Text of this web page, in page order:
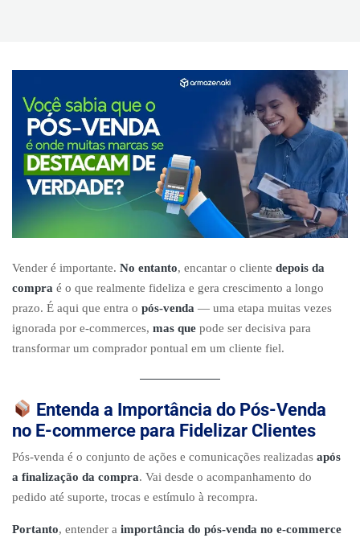
Vender é importante. No entanto, encantar o cliente depois da
compra é o que realmente fideliza e gera crescimento a longo
prazo. É aqui que entra o pós-venda — uma etapa muitas vezes
ignorada por e-commerces, mas que pode ser decisiva para
transformar um comprador pontual em um cliente fiel.
Entenda a Importância do Pós-Venda
no E-commerce para Fidelizar Clientes
Pós-venda é o conjunto de ações e comunicações realizadas após
a finalização da compra. Vai desde o acompanhamento do
pedido até suporte, trocas e estímulo à recompra.
Portanto, entender a importância do pós-venda no e-commerce